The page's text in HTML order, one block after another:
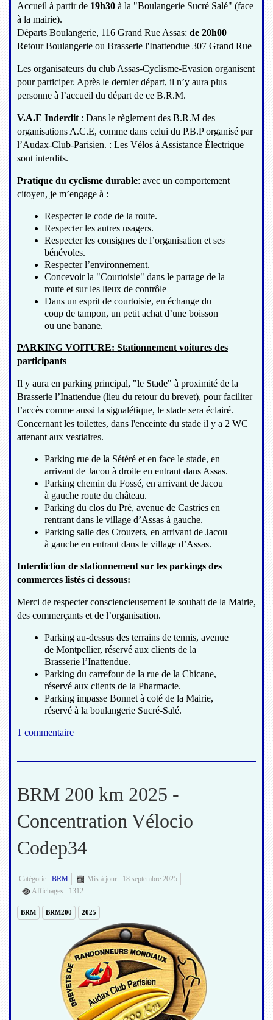
Accueil à partir de 19h30 à la "Boulangerie Sucré Salé" (face
à la mairie).
Départs Boulangerie, 116 Grand Rue Assas: de 20h00
Retour Boulangerie ou Brasserie l'Inattendue 307 Grand Rue
Les organisateurs du club Assas-Cyclisme-Evasion organisent
pour participer. Après le dernier départ, il n’y aura plus
personne à l’accueil du départ de ce B.R.M.
V.A.E Inderdit : Dans le règlement des B.R.M des
organisations A.C.E, comme dans celui du P.B.P organisé par
l’Audax-Club-Parisien. : Les Vélos à Assistance Électrique
sont interdits.
Pratique du cyclisme durable: avec un comportement
citoyen, je m’engage à :
Respecter le code de la route.
Respecter les autres usagers.
Respecter les consignes de l’organisation et ses
bénévoles.
Respecter l’environnement.
Concevoir la "Courtoisie" dans le partage de la
route et sur les lieux de contrôle
Dans un esprit de courtoisie, en échange du
coup de tampon, un petit achat d’une boisson
ou une banane.
PARKING VOITURE: Stationnement voitures des
participants
Il y aura en parking principal, "le Stade" à proximité de la
Brasserie l’Inattendue (lieu du retour du brevet), pour faciliter
l’accès comme aussi la signalétique, le stade sera éclairé.
Concernant les toilettes, dans l'enceinte du stade il y a 2 WC
attenant aux vestiaires.
Parking rue de la Sétéré et en face le stade, en
arrivant de Jacou à droite en entrant dans Assas.
Parking chemin du Fossé, en arrivant de Jacou
à gauche route du château.
Parking du clos du Pré, avenue de Castries en
rentrant dans le village d’Assas à gauche.
Parking salle des Crouzets, en arrivant de Jacou
à gauche en entrant dans le village d’Assas.
Interdiction de stationnement sur les parkings des
commerces listés ci dessous:
Merci de respecter consciencieusement le souhait de la Mairie,
des commerçants et de l’organisation.
Parking au-dessus des terrains de tennis, avenue
de Montpellier, réservé aux clients de la
Brasserie l’Inattendue.
Parking du carrefour de la rue de la Chicane,
réservé aux clients de la Pharmacie.
Parking impasse Bonnet à coté de la Mairie,
réservé à la boulangerie Sucré-Salé.
1 commentaire
BRM 200 km 2025 -
Concentration Vélocio
Codep34
Catégorie : BRM
Mis à jour : 18 septembre 2025
Affichages : 1312
BRM BRM200 2025